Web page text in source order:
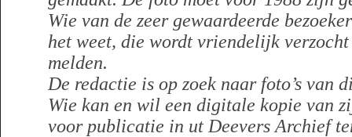
Wie van de zeer gewaardeerde
het weet, die wordt vriendelijk
melden.
De redactie is op zoek naar foto’s van
Wie kan en wil een digitale kopie van
voor publicatie in ut Deevers Archief